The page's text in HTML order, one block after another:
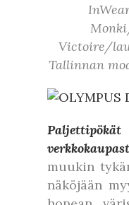
Victoire/
Tallinnan
muukin
näköjään